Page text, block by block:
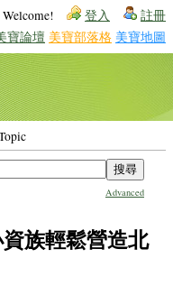
Welcome! 登入 註冊
寶論壇 美寶部落格 美寶地圖
Advanced
族輕鬆營造北